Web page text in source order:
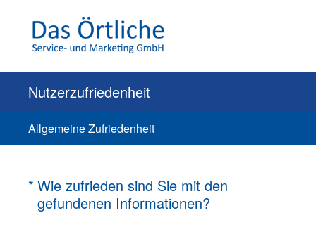
Nutzerzufriedenheit
Allgemeine Zufriedenheit
* Wie zufrieden sind Sie mit den
gefundenen Informationen?
(Erforderlich.)